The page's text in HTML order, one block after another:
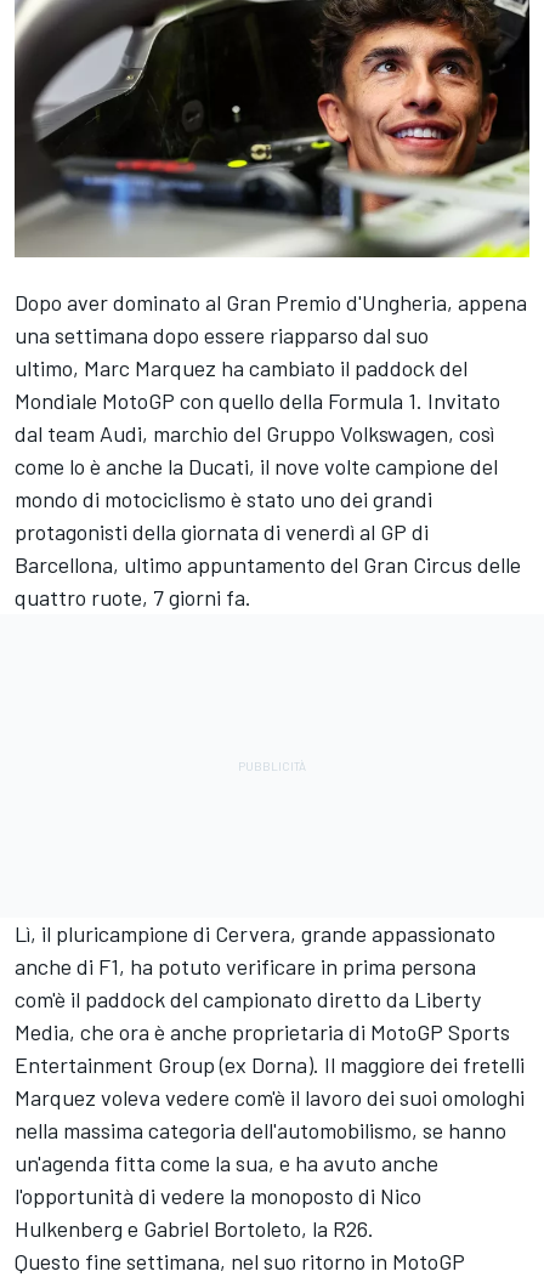
Dopo aver dominato al Gran Premio d'Ungheria, appena
una settimana dopo essere riapparso dal suo
ultimo, Marc Marquez ha cambiato il paddock del
Mondiale MotoGP con quello della Formula 1. Invitato
dal team Audi, marchio del Gruppo Volkswagen, così
come lo è anche la Ducati, il nove volte campione del
mondo di motociclismo è stato uno dei grandi
protagonisti della giornata di venerdì al GP di
Barcellona, ultimo appuntamento del Gran Circus delle
quattro ruote, 7 giorni fa.
Lì, il pluricampione di Cervera, grande appassionato
anche di F1, ha potuto verificare in prima persona
com'è il paddock del campionato diretto da Liberty
Media, che ora è anche proprietaria di MotoGP Sports
Entertainment Group (ex Dorna). Il maggiore dei fretelli
Marquez voleva vedere com'è il lavoro dei suoi omologhi
nella massima categoria dell'automobilismo, se hanno
un'agenda fitta come la sua, e ha avuto anche
l'opportunità di vedere la monoposto di Nico
Hulkenberg e Gabriel Bortoleto, la R26.
Questo fine settimana, nel suo ritorno in MotoGP